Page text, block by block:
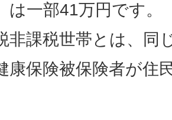
は一部41万円です。
非課税世帯とは、同
康保険被保険者が住